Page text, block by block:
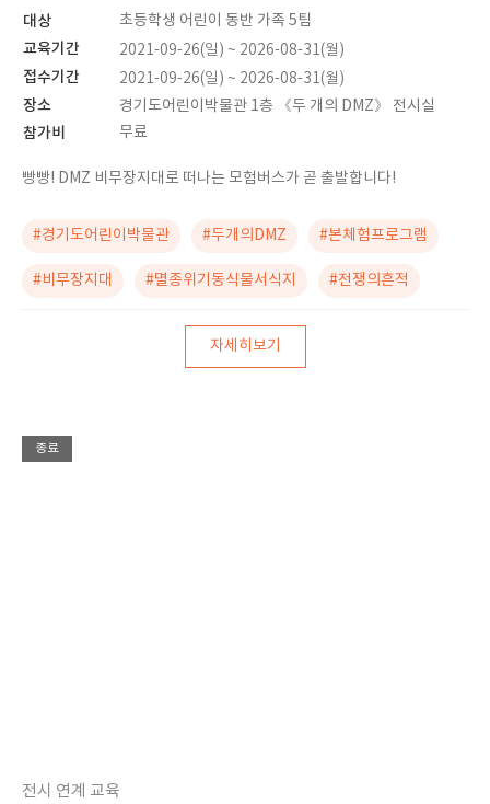
대상 초등학생 어린이 동반 가족 5팀
교육기간 2021-09-26(일) ~ 2026-08-31(월)
접수기간 2021-09-26(일) ~ 2026-08-31(월)
장소 경기도어린이박물관 1층 《두 개의 DMZ》 전시실
참가비 무료
빵빵! DMZ 비무장지대로 떠나는 모험버스가 곧 출발합니다!
#경기도어린이박물관 #두개의DMZ #본체험프로그램
#비무장지대 #멸종위기동식물서식지 #전쟁의흔적
자세히보기
종료
전시 연계 교육